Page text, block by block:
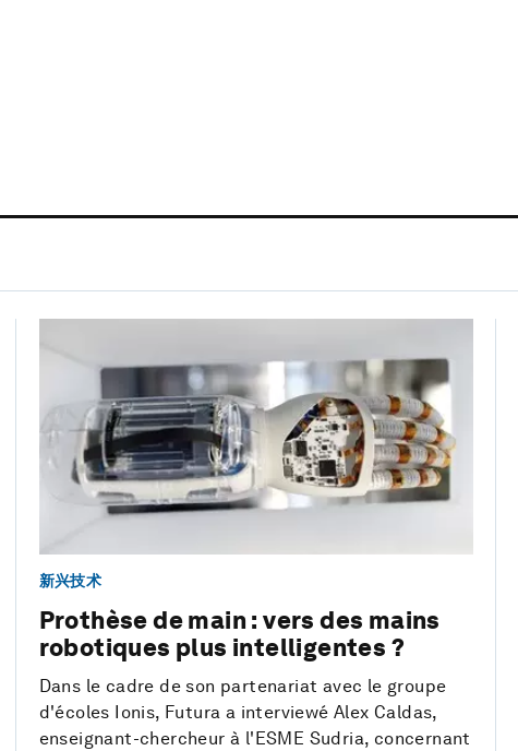
新兴技术
Prothèse de main : vers des mains
robotiques plus intelligentes ?
Dans le cadre de son partenariat avec le groupe
d'écoles Ionis, Futura a interviewé Alex Caldas,
enseignant-chercheur à l'ESME Sudria, concernant